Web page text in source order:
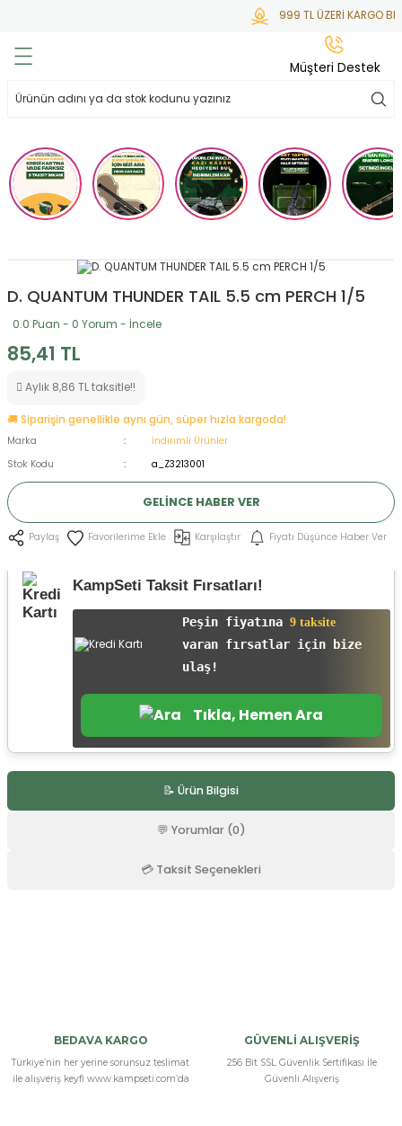
999 TL ÜZERİ KARGO
Mermisi
Tabure
D. QUANTUM THUNDER TAIL 5.5 cm PERCH 1/5
0.0 Puan - 0 Yorum - İncele
85,41 TL
Aylık 8,86 TL taksitle!!
🚚 Siparişin genellikle aynı gün, süper hızla kargoda!
Marka
İndirimli Ürünler
Stok Kodu
a_Z3213001
GELINCE HABER VER
Paylaş Karşılaştır Fiyatı Düşünce Haber Ver
KampSeti Taksit Fırsatları!
Peşin fiyatına 9 taksite
varan fırsatlar için bize
ulaş!
Tıkla, Hemen Ara
📝 Ürün Bilgisi
💬 Yorumlar (0)
💳 Taksit Seçenekleri
BEDAVA KARGO
Türkiye’nin her yerine sorunsuz teslimat
ile alışveriş keyfi www.kampseti.com’da
GÜVENLİ ALIŞVERİŞ
256 Bit SSL Güvenlik Sertifikası İle
Güvenli Alışveriş